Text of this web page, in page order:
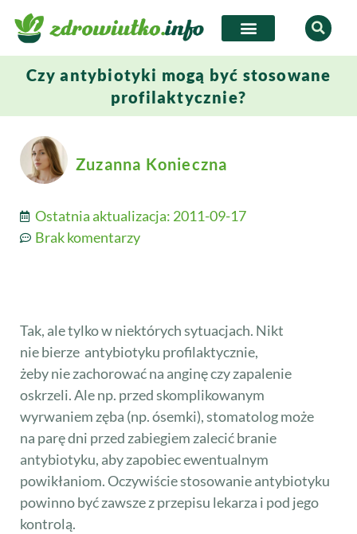
Czy antybiotyki mogą być stosowane
profilaktycznie?
Zuzanna Konieczna
Ostatnia aktualizacja: 2011-09-17
Brak komentarzy
Tak, ale tylko w niektórych sytuacjach. Nikt
nie bierze antybiotyku profilaktycznie,
żeby nie zachorować na anginę czy zapalenie
oskrzeli. Ale np. przed skomplikowanym
wyrwaniem zęba (np. ósemki), stomatolog może
na parę dni przed zabiegiem zalecić branie
antybiotyku, aby zapobiec ewentualnym
powikłaniom. Oczywiście stosowanie antybiotyku
powinno być zawsze z przepisu lekarza i pod jego
kontrolą.